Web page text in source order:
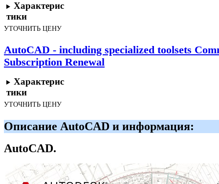
Характерис
тики
УТОЧНИТЬ ЦЕНУ
AutoCAD - including specialized toolsets
Subscription Renewal
Характерис
тики
УТОЧНИТЬ ЦЕНУ
Описание AutoCAD и информация:
AutoCAD.